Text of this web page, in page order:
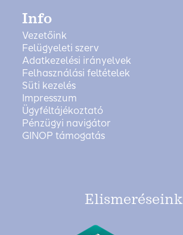
Info
Vezetőink
Felügyeleti szerv
Adatkezelési irányelvek
Felhasználási feltételek
Süti kezelés
Impresszum
Ügyféltájékoztató
Pénzügyi navigátor
GINOP támogatás
Elismeréseink